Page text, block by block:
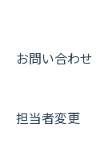
【業界業種
帳票出力
商品
パフォーマ
お知らせ
活動通知
商品
その他オプ
契約・その他
報告書につ
メンバー画
動画集：共通
お問い合わせ
担当者変更